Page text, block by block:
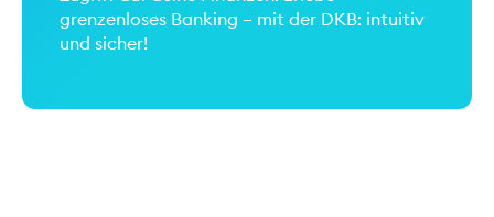
grenzenloses Banking – mit der DKB: intuitiv
und sicher!